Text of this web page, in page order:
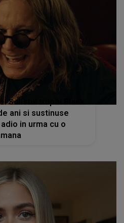
Solistul trupei Black
ani si sustinuse
in urma cu o